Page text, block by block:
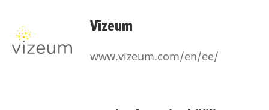
Vizeum
www.vizeum.com/en/ee/